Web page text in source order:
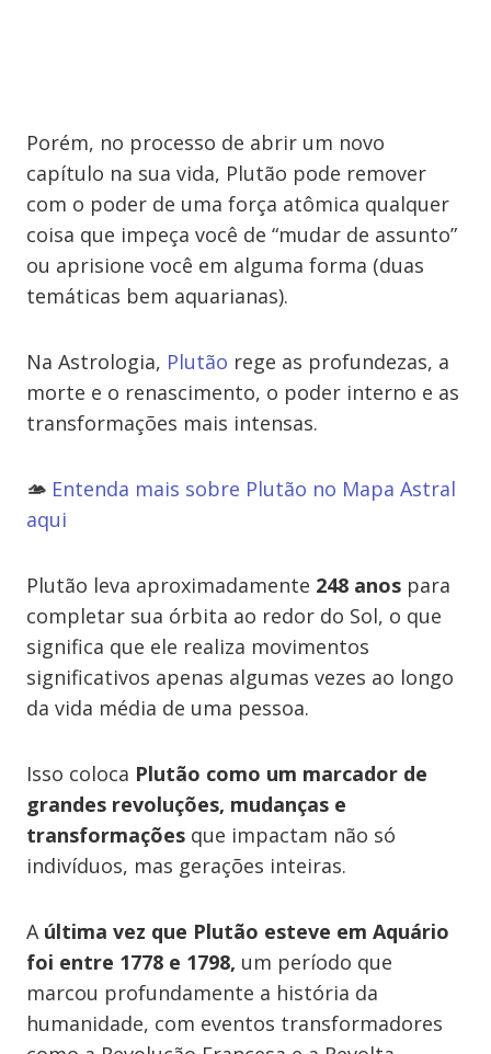
Porém, no processo de abrir um novo
capítulo na sua vida, Plutão pode remover
com o poder de uma força atômica qualquer
coisa que impeça você de “mudar de assunto”
ou aprisione você em alguma forma (duas
temáticas bem aquarianas).
Na Astrologia, Plutão rege as profundezas, a
morte e o renascimento, o poder interno e as
transformações mais intensas.
🫴 Entenda mais sobre Plutão no Mapa Astral
aqui
Plutão leva aproximadamente 248 anos para
completar sua órbita ao redor do Sol, o que
significa que ele realiza movimentos
significativos apenas algumas vezes ao longo
da vida média de uma pessoa.
Isso coloca Plutão como um marcador de
grandes revoluções, mudanças e
transformações que impactam não só
indivíduos, mas gerações inteiras.
A última vez que Plutão esteve em Aquário
foi entre 1778 e 1798, um período que
marcou profundamente a história da
humanidade, com eventos transformadores